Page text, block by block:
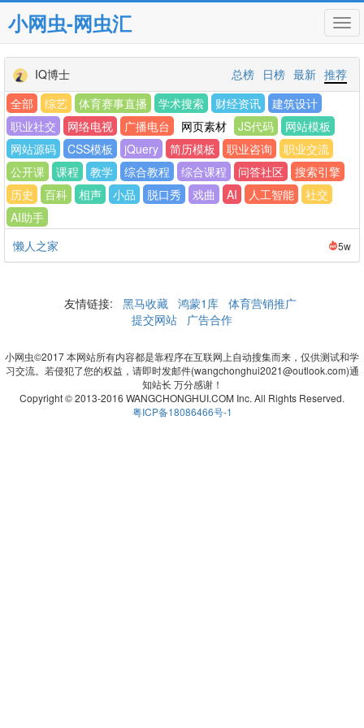
小网虫-网虫汇
IQ博士 推荐
最新
日榜
总榜
全部
综艺 体育赛事直播 学术搜索 财经资讯
建筑设计
职业社交
网络电视 广播电台 网页素材 JS代码
网站模板
网站源码
CSS模板 jQuery 简历模板 职业咨询
职业交流
公开课
课程 教学 综合教程 综合课程 问答社区
搜索引擎
历史
百科 相声 小品 脱口秀 戏曲 AI 人工智能
社交
AI助手
懒人之家
5w
友情链接: 黑马收藏 鸿蒙1库 体育营销推广
提交网站
广告合作
小网虫©2017 本网站所有内容都是靠程序在互联网上自动搜集而来，仅供测试和学
习交流。若侵犯了您的权益，请即时发邮件(wangchonghui2021@outlook.com)通
知站长 万分感谢！
Copyright © 2013-2016 WANGCHONGHUI.COM Inc. All Rights Reserved.
粤ICP备18086466号-1